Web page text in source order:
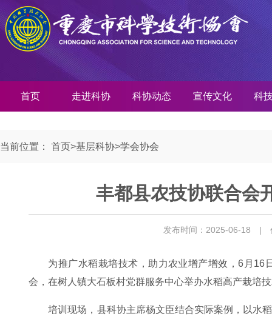
首页 走进科协 科协动态 宣传文化 科
当前位置： 首页>基层科协>学会协会
丰都县农技协联合会
发布时间：2025-06-18 |
为推广水稻栽培技术，助力农业增产增效，6月
会，在树人镇大石板村党群服务中心举办水稻高产栽培
培训现场，县科协主席杨文臣结合实际案例，以水